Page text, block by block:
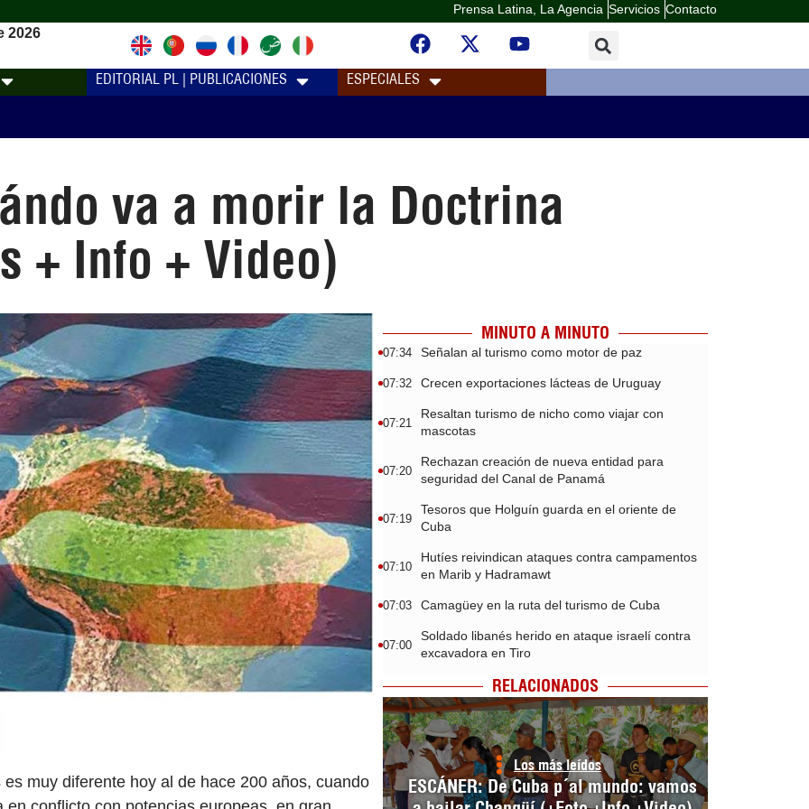
Prensa Latina, La Agencia Servicios Contacto
2026
EDITORIAL PL | PUBLICACIONES ESPECIALES
va a morir la Doctrina
+ Info + Video)
muy diferente hoy al de hace 200 años, cuando
MINUTO A MINUTO
07:34 Señalan al turismo como motor de paz
07:32 Crecen exportaciones lácteas de Uruguay
07:21
Resaltan turismo de nicho como viajar con
mascotas
07:20
Rechazan creación de nueva entidad para
seguridad del Canal de Panamá
07:19
Tesoros que Holguín guarda en el oriente de
Cuba
07:10
Hutíes reivindican ataques contra campamentos
en Marib y Hadramawt
07:03 Camagüey en la ruta del turismo de Cuba
07:00
Soldado libanés herido en ataque israelí contra
excavadora en Tiro
RELACIONADOS
Los más leídos
ESCÁNER: De Cuba p´al mundo: vamos